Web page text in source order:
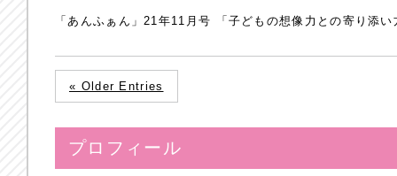
「あんふぁん」21年11月号 「子どもの想像力との寄り添い
« Older Entries
プロフィール